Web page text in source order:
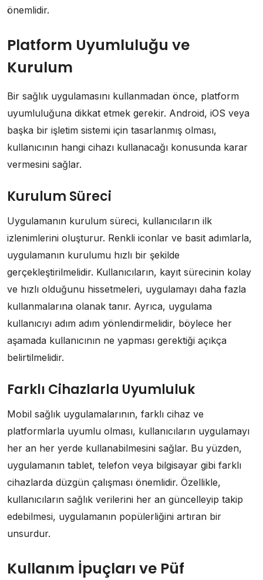
önemlidir.
Platform Uyumluluğu ve
Kurulum
Bir sağlık uygulamasını kullanmadan önce, platform
uyumluluğuna dikkat etmek gerekir. Android, iOS veya
başka bir işletim sistemi için tasarlanmış olması,
kullanıcının hangi cihazı kullanacağı konusunda karar
vermesini sağlar.
Kurulum Süreci
Uygulamanın kurulum süreci, kullanıcıların ilk
izlenimlerini oluşturur. Renkli iconlar ve basit adımlarla,
uygulamanın kurulumu hızlı bir şekilde
gerçekleştirilmelidir. Kullanıcıların, kayıt sürecinin kolay
ve hızlı olduğunu hissetmeleri, uygulamayı daha fazla
kullanmalarına olanak tanır. Ayrıca, uygulama
kullanıcıyı adım adım yönlendirmelidir, böylece her
aşamada kullanıcının ne yapması gerektiği açıkça
belirtilmelidir.
Farklı Cihazlarla Uyumluluk
Mobil sağlık uygulamalarının, farklı cihaz ve
platformlarla uyumlu olması, kullanıcıların uygulamayı
her an her yerde kullanabilmesini sağlar. Bu yüzden,
uygulamanın tablet, telefon veya bilgisayar gibi farklı
cihazlarda düzgün çalışması önemlidir. Özellikle,
kullanıcıların sağlık verilerini her an güncelleyip takip
edebilmesi, uygulamanın popülerliğini artıran bir
unsurdur.
Kullanım İpuçları ve Püf